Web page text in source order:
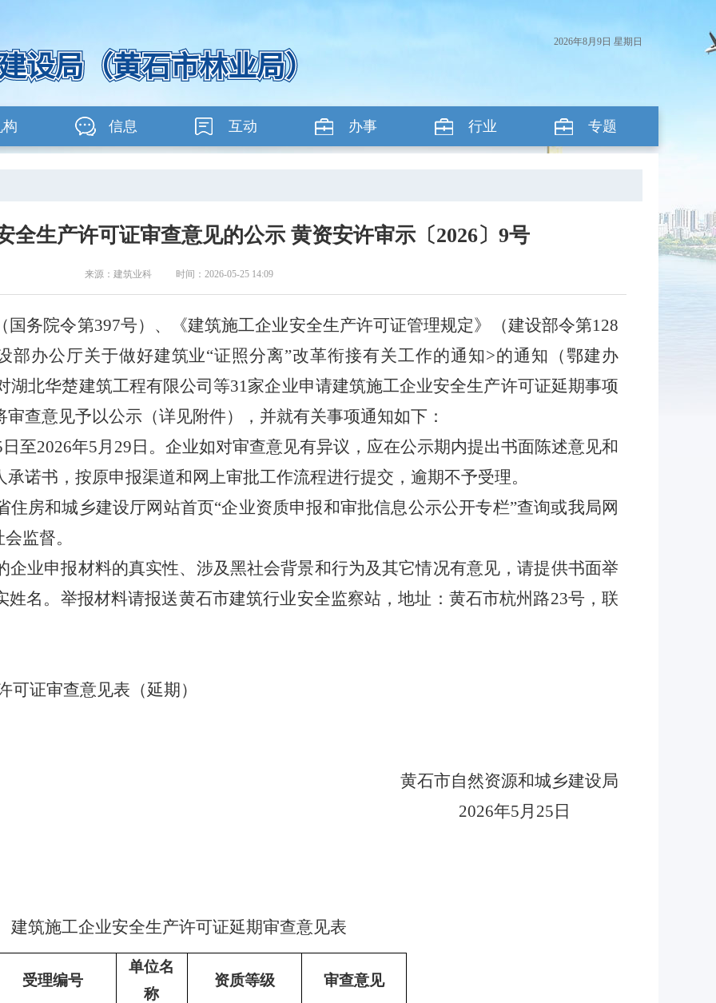
2026年8月9日 星期日
构 信息 互动 办事 行业 专题
全生产许可证审查意见的公示 黄资安许审示〔2026〕9号
来源：建筑业科 时间：2026-05-25 14:09
国务院令第397号）、《建筑施工企业安全生产许可证管理规定》（建设部令第128
部办公厅关于做好建筑业“证照分离”改革衔接有关工作的通知>的通知（鄂建办
湖北华楚建筑工程有限公司等31家企业申请建筑施工企业安全生产许可证延期事项
查意见予以公示（详见附件），并就有关事项通知如下：
日至2026年5月 29日 。企业如对审查意见有异议，应在公示期内提出书面陈述意见和
诺书，按原申报渠道和网上审批工作流程进行提交，逾期不予受理。
住房和城乡建设厅网站首页“企业资质申报和审批信息公示公开专栏”查询或我局网
会监督。
企业申报材料的真实性、涉及黑社会背景和行为及其它情况有意见，请提供书面举
名。举报材料请报送黄石市建筑行业安全监察站，地址：黄石市杭州路23号，联
可证审查意见表 （延期）
黄石市自然资源和城乡建设局
2026年5月 25日
建筑施工企业安全生产许可证延期审查意见表
受理编号
单位名
称
资质等级 审查意见